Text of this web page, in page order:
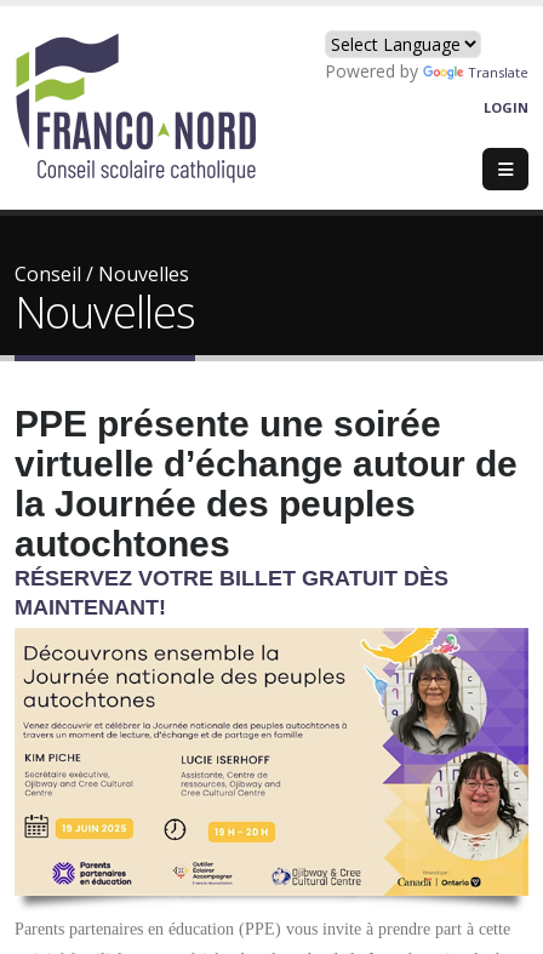
Powered by
Translate
LOGIN
Conseil / Nouvelles
Nouvelles
PPE présente une soirée
virtuelle d’échange autour de
la Journée des peuples
autochtones
RÉSERVEZ VOTRE BILLET GRATUIT DÈS
MAINTENANT!
Parents partenaires en éducation (PPE) vous invite à prendre part à cette